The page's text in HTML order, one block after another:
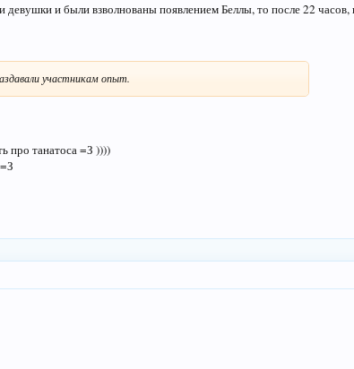
и были взволнованы появлением Беллы, то после 22 часов,
участникам опыт.
про танатоса =З ))))